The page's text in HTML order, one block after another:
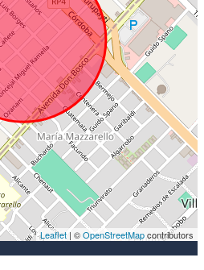
Leaflet | ©OpenStreetMapcontributors